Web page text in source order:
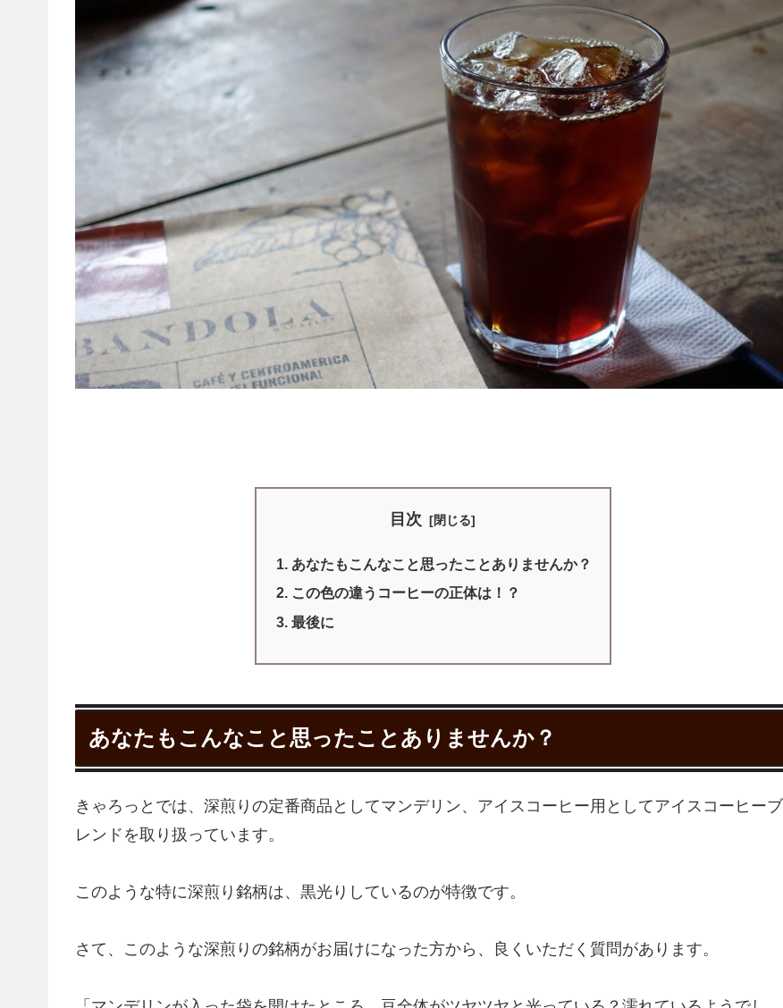
目次
あなたもこんなこと思ったことありませんか？
この色の違うコーヒーの正体は！？
最後に
あなたもこんなこと思ったことありませんか？
きゃろっとでは、深煎りの定番商品としてマンデリン、アイスコーヒー用としてアイスコーヒーブ
レンドを取り扱っています。
このような特に深煎り銘柄は、黒光りしているのが特徴です。
さて、このような深煎りの銘柄がお届けになった方から、良くいただく質問があります。